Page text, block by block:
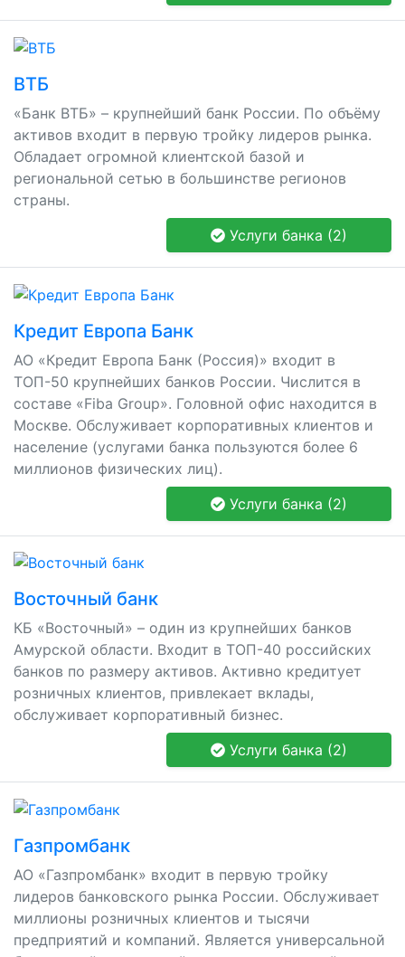
ВТБ
«Банк ВТБ» – крупнейший банк России. По объёму
активов входит в первую тройку лидеров рынка.
Обладает огромной клиентской базой и
региональной сетью в большинстве регионов
страны.
Услуги банка (2)
Кредит Европа Банк
АО «Кредит Европа Банк (Россия)» входит в
ТОП-50 крупнейших банков России. Числится в
составе «Fiba Group». Головной офис находится в
Москве. Обслуживает корпоративных клиентов и
население (услугами банка пользуются более 6
миллионов физических лиц).
Услуги банка (2)
Восточный банк
КБ «Восточный» – один из крупнейших банков
Амурской области. Входит в ТОП-40 российских
банков по размеру активов. Активно кредитует
розничных клиентов, привлекает вклады,
обслуживает корпоративный бизнес.
Услуги банка (2)
Газпромбанк
АО «Газпромбанк» входит в первую тройку
лидеров банковского рынка России. Обслуживает
миллионы розничных клиентов и тысячи
предприятий и компаний. Является универсальной